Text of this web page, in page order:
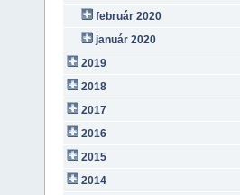
február 2020
január 2020
2019
2018
2017
2016
2015
2014